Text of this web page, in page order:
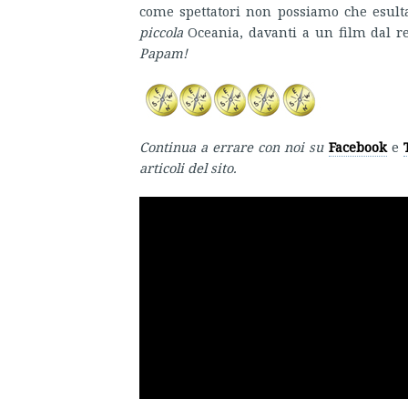
come spettatori non possiamo che
piccolaOceania, davanti a un film dal
Papam!
Continua a errare con noi su Facebook e
articoli del sito.